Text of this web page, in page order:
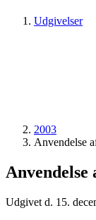
Udgivelser
2003
Anvendelse
Anvendelse
Udgivet d. 15.